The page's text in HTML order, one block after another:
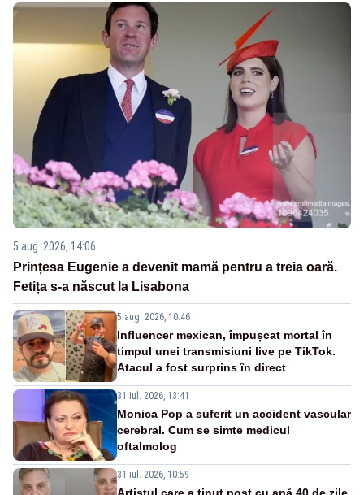
5 aug. 2026, 14:06
Prințesa Eugenie a devenit mamă pentru a treia oară.
Fetița s-a născut la Lisabona
5 aug. 2026, 10:46
Influencer mexican, împușcat mortal în
timpul unei transmisiuni live pe TikTok.
Atacul a fost surprins în direct
31 iul. 2026, 13:41
Monica Pop a suferit un accident vascular
cerebral. Cum se simte medicul
oftalmolog
31 iul. 2026, 10:59
Artistul care a ținut post cu apă 40 de zile,